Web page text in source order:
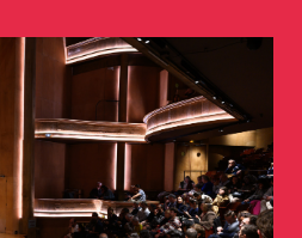
Musicales
et demi